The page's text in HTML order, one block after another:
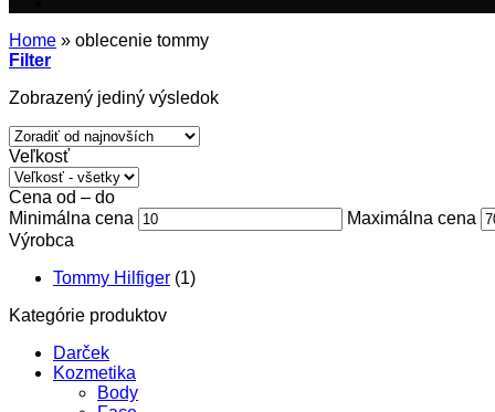
Home » oblecenie tommy
Filter
Zobrazený jediný výsledok
Veľkosť
Cena od – do
Minimálna cena
Maximálna cena
Výrobca
Tommy Hilfiger (1)
Kategórie produktov
Darček
Kozmetika
Body